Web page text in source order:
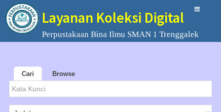
Layanan Koleksi Digital
Perpustakaan Bina Ilmu SMAN 1 Trenggalek
Cari Browse